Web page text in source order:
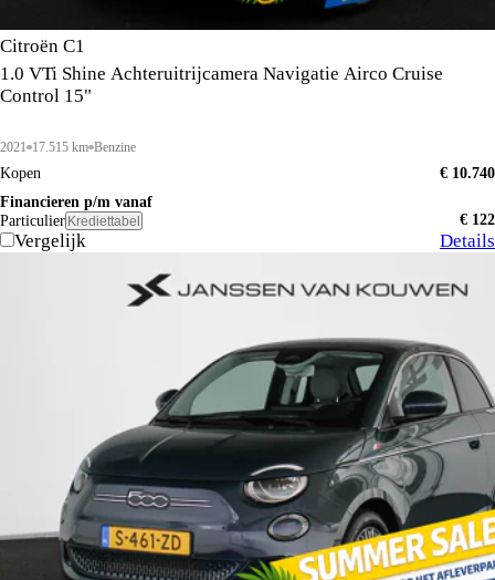
Citroën C1
1.0 VTi Shine Achteruitrijcamera Navigatie Airco Cruise
Control 15"
2021 17.515 km Benzine
Kopen
€ 10.740
Financieren p/m vanaf
Particulier Krediettabel € 122
Vergelijk Details